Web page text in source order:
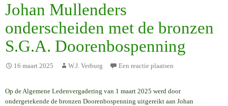
Johan Mullenders
onderscheiden met de bronzen
S.G.A. Doorenbospenning
16 maart 2025 W.J. Verburg Een reactie plaatsen
Op de Algemene Ledenvergadering van 1 maart 2025 werd door
ondergetekende de bronzen Doorenbospenning uitgereikt aan Johan